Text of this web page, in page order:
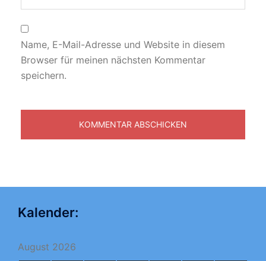
Name, E-Mail-Adresse und Website in diesem
Browser für meinen nächsten Kommentar
speichern.
Kalender:
August 2026